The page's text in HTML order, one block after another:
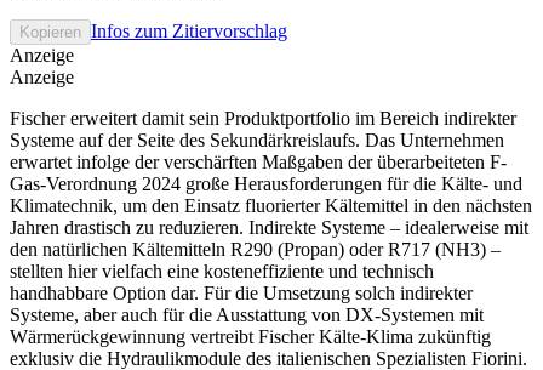
Kopieren Infos zum Zitiervorschlag
Anzeige
Anzeige
Fischer erweitert damit sein Produktportfolio im Bereich indirekter
Systeme auf der Seite des Sekundärkreislaufs. Das Unternehmen
erwartet infolge der verschärften Maßgaben der überarbeiteten F-
Gas-Verordnung 2024 große Herausforderungen für die Kälte- und
Klimatechnik, um den Einsatz fluorierter Kältemittel in den nächsten
Jahren drastisch zu reduzieren. Indirekte Systeme – idealerweise mit
den natürlichen Kältemitteln R290 (Propan) oder R717 (NH3) –
stellten hier vielfach eine kosteneffiziente und technisch
handhabbare Option dar. Für die Umsetzung solch indirekter
Systeme, aber auch für die Ausstattung von DX-Systemen mit
Wärmerückgewinnung vertreibt Fischer Kälte-Klima zukünftig
exklusiv die Hydraulikmodule des italienischen Spezialisten Fiorini.